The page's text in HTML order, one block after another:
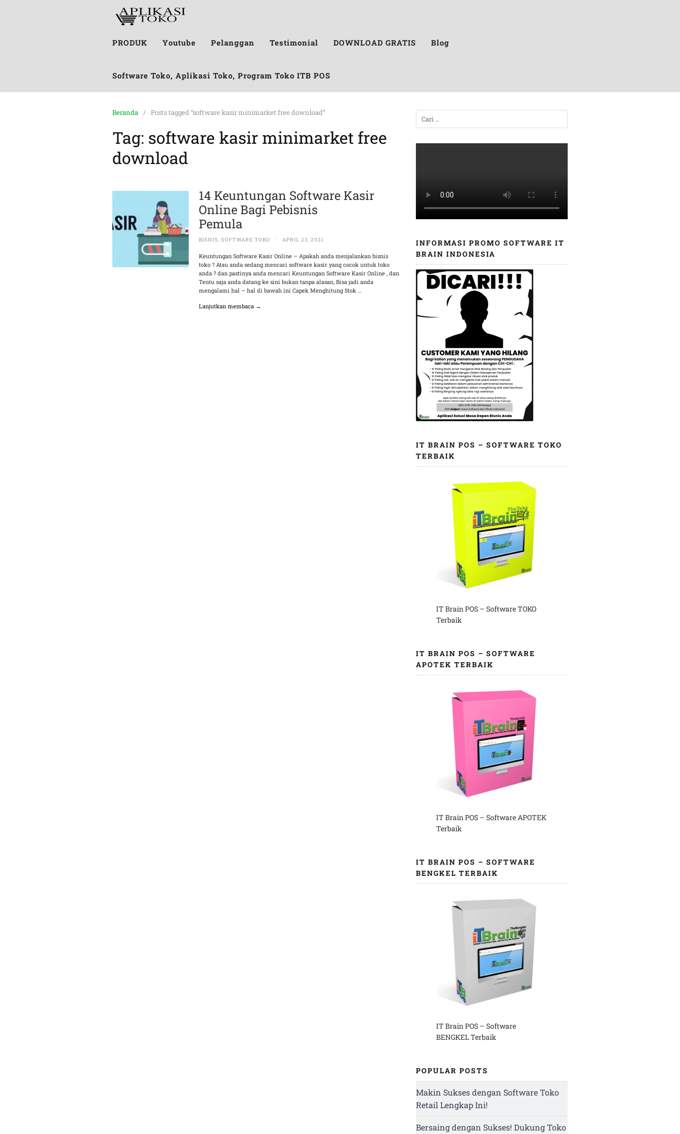
PRODUK Youtube Pelanggan Testimonial DOWNLOAD GRATIS Blog
Software Toko, Aplikasi Toko, Program Toko ITB POS
Beranda Posts tagged “software kasir minimarket free download”
Tag: software kasir minimarket free
download
14 Keuntungan Software Kasir
Online Bagi Pebisnis
Pemula
BISNIS,SOFTWARE TOKO · APRIL 23, 2021
Keuntungan Software Kasir Online – Apakah anda menjalankan bisnis
toko ? Atau anda sedang mencari software kasir yang cocok untuk toko
anda ? dan pastinya anda mencari Keuntungan Software Kasir Online , dan
Tentu saja anda datang ke sini bukan tanpa alasan, Bisa jadi anda
mengalami hal – hal di bawah ini Capek Menghitung Stok …
Lanjutkan membaca →
INFORMASI PROMO SOFTWARE IT
BRAIN INDONESIA
IT BRAIN POS – SOFTWARE TOKO
TERBAIK
IT Brain POS – Software TOKO
Terbaik
IT BRAIN POS – SOFTWARE
APOTEK TERBAIK
IT Brain POS – Software APOTEK
Terbaik
IT BRAIN POS – SOFTWARE
BENGKEL TERBAIK
IT Brain POS – Software
BENGKEL Terbaik
POPULAR POSTS
Makin Sukses dengan Software Toko
Retail Lengkap Ini!
Bersaing dengan Sukses! Dukung Toko